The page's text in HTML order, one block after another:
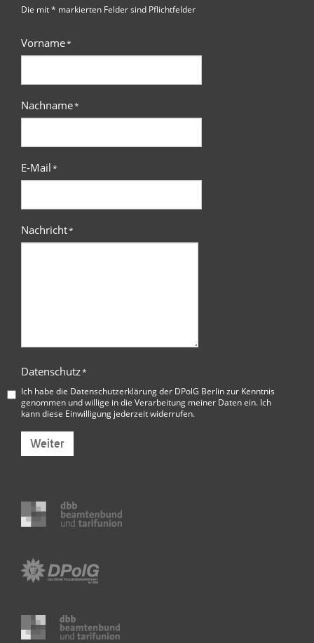
Die mit * markierten Felder sind Pflichtfelder
Vorname*
Nachname*
E-Mail*
Nachricht*
Datenschutz*
Ich habe die Datenschutzerklärung der DPolG Berlinzur Kenntnis
genommen und willige in die Verarbeitung meiner Daten ein. Ich
kann diese Einwilligung jederzeit widerrufen.
Weiter